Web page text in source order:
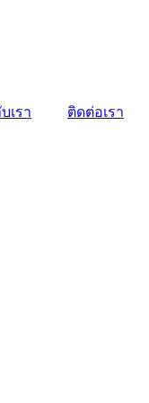
เรา ติดต่อเรา